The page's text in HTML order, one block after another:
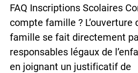
FAQ Inscriptions Scolaires
compte famille ? L’ouverture
famille se fait directement
responsables légaux de
en joignant un justificatif de